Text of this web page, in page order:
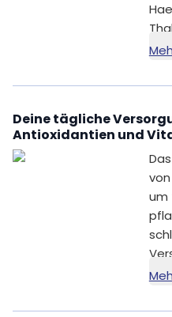
Deine tägliche
Antioxidantien und
Das
um